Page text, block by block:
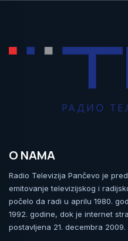
O NAMA
Radio Televizija Pančevo je
emitovanje televizijskog i
počelo da radi u aprilu 1980.
1992. godine, dok je internet
postavljena 21. decembra 2009.